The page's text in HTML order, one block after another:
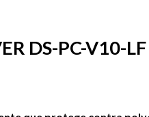
DS-PC-V10-LF